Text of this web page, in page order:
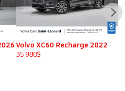
Volvo XC60 Recharge 2022
35 980$